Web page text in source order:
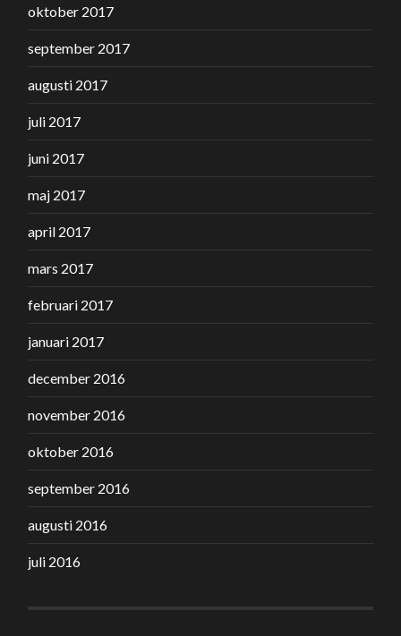
oktober 2017
september 2017
augusti 2017
juli 2017
juni 2017
maj 2017
april 2017
mars 2017
februari 2017
januari 2017
december 2016
november 2016
oktober 2016
september 2016
augusti 2016
juli 2016